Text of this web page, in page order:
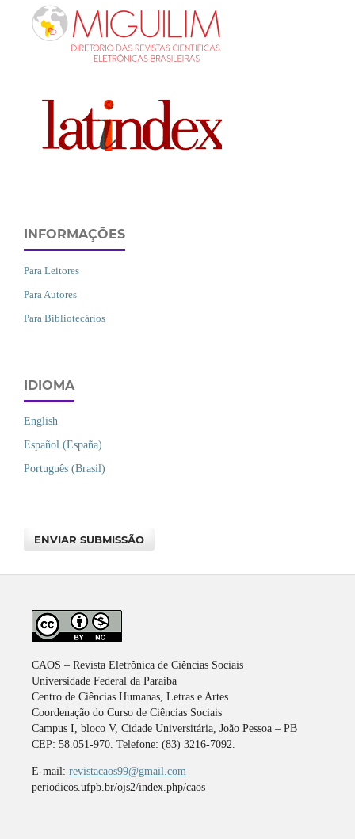
INFORMAÇÕES
Para Leitores
Para Autores
Para Bibliotecários
IDIOMA
English
Español (España)
Português (Brasil)
ENVIAR SUBMISSÃO
CAOS – Revista Eletrônica de Ciências Sociais
Universidade Federal da Paraíba
Centro de Ciências Humanas, Letras e Artes
Coordenação do Curso de Ciências Sociais
Campus I, bloco V, Cidade Universitária, João Pessoa – PB
CEP: 58.051-970. Telefone: (83) 3216-7092.
E-mail: revistacaos99@gmail.com
periodicos.ufpb.br/ojs2/index.php/caos